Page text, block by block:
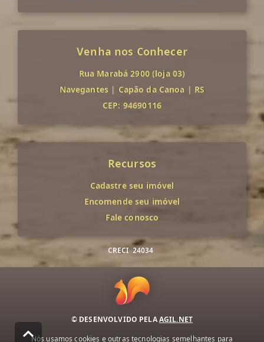
Venha nos Conhecer
Rua Marabá 2900 (loja 03)
Navegantes | Capão da Canoa | RS
CEP: 94690116
Recursos
Cadastre seu imóvel
Encomende seu imóvel
Fale conosco
CRECI 24034
© DESENVOLVIDO PELAAGIL.NET
Nós usamos cookies e outras tecnologias semelhantes para